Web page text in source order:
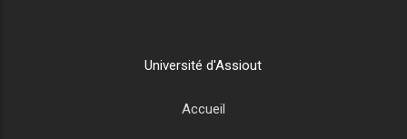
Université d'Assiout
Accueil